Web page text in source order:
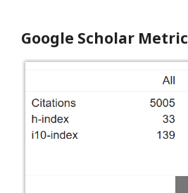
Google Scholar Metric